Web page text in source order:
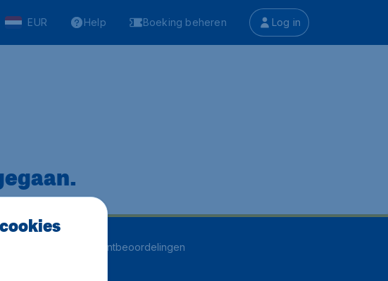
EUR Help Boeking beheren Log in
klantbeoordelingen